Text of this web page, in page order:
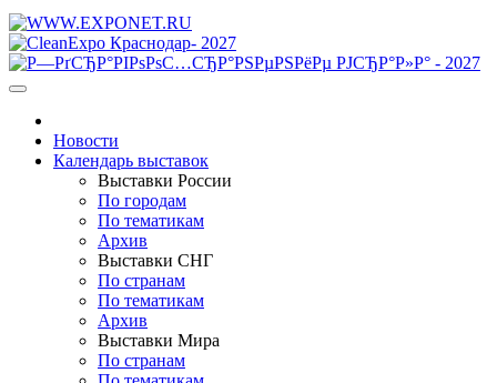
Новости
Календарь выставок
Выставки России
По городам
По тематикам
Архив
Выставки СНГ
По странам
По тематикам
Архив
Выставки Мира
По странам